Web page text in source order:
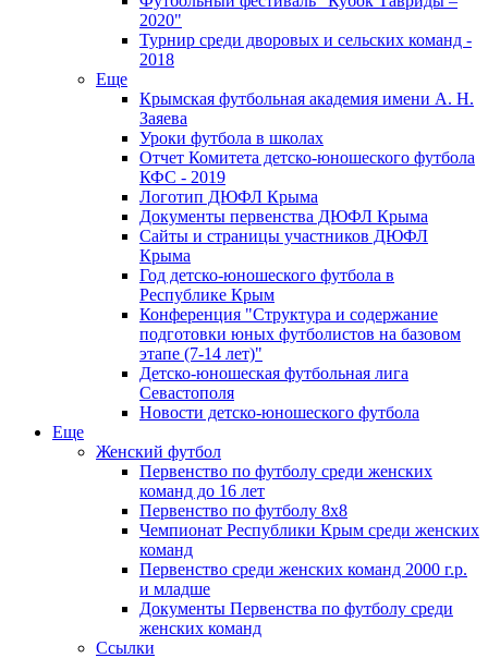
2020"
Турнир среди дворовых и сельских команд -
2018
Еще
Крымская футбольная академия имени А. Н.
Заяева
Уроки футбола в школах
Отчет Комитета детско-юношеского футбола
КФС - 2019
Логотип ДЮФЛ Крыма
Документы первенства ДЮФЛ Крыма
Сайты и страницы участников ДЮФЛ
Крыма
Год детско-юношеского футбола в
Республике Крым
Конференция "Структура и содержание
подготовки юных футболистов на базовом
этапе (7-14 лет)"
Детско-юношеская футбольная лига
Севастополя
Новости детско-юношеского футбола
Еще
Женский футбол
Первенство по футболу среди женских
команд до 16 лет
Первенство по футболу 8х8
Чемпионат Республики Крым среди женских
команд
Первенство среди женских команд 2000 г.р.
и младше
Документы Первенства по футболу среди
женских команд
Ссылки